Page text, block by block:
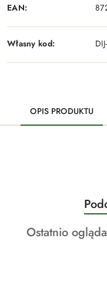
EAN:
Własny kod:
OPIS PRODUKTU
Pomiń karuzelę
o
Produkty
Ostatnio